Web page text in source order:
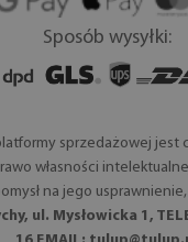
Sposób wysyłki:
sprzedażowej jest
własności
na jego
ul. Mysłowicka 1,